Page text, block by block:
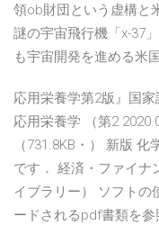
領ob財団という虚構と
謎の宇宙飛行機「x-37
も宇宙開発を進める米
応用栄養学第2版』国家
応用栄養学 （第2
（731.8KB・） 新版
です． 経済・ファイナ
イブラリー） ソフトの
ードされるpdf書類を